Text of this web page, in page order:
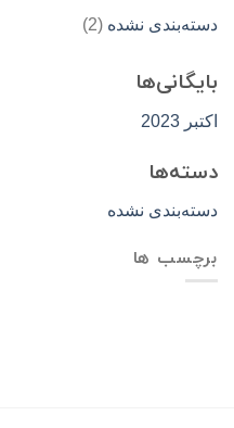
دسته‌بندی نشده (2)
بایگانی‌ها
اکتبر 2023
دسته‌ها
دسته‌بندی نشده
برچسب ها